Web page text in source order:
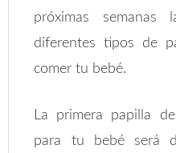
próximas
diferentes tipos de
comer tu bebé.
La primera papilla
para tu bebé será